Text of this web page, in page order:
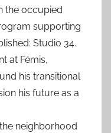
the occupied
supporting
Studio 34.
at Fémis,
his transitional
his future as a
the neighborhood